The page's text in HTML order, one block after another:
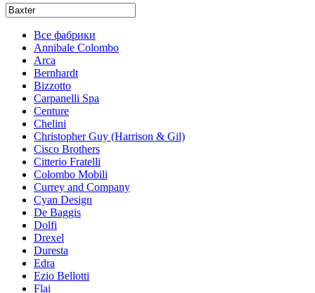
Все фабрики
Annibale Colombo
Arca
Bernhardt
Bizzotto
Carpanelli Spa
Centure
Chelini
Christopher Guy (Harrison & Gil)
Cisco Brothers
Citterio Fratelli
Colombo Mobili
Currey and Company
Cyan Design
De Baggis
Dolfi
Drexel
Duresta
Edra
Ezio Bellotti
Flai